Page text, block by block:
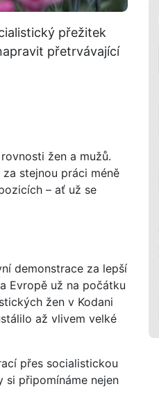
přežitek
přetrvávající
žen a mužů.
stejnou práci méně
– ať už se
demonstrace za lepší
Evropě už na počátku
žen v Kodani
až vlivem velké
přes socialistickou
si připomínáme nejen